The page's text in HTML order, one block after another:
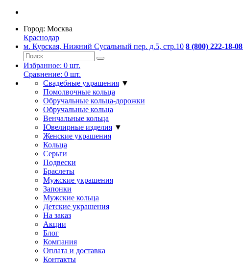
Город: Москва
Краснодар
м. Курская, Нижний Сусальный пер. д.5, стр.10 8 (800) 222-18-08
Избранное: 0 шт.
Сравнение: 0 шт.
Свадебные украшения ▼
Помолвочные кольца
Обручальные кольца-дорожки
Обручальные кольца
Венчальные кольца
Ювелирные изделия ▼
Женские украшения
Кольца
Серьги
Подвески
Браслеты
Мужские украшения
Запонки
Мужские кольца
Детские украшения
На заказ
Акции
Блог
Компания
Оплата и доставка
Контакты